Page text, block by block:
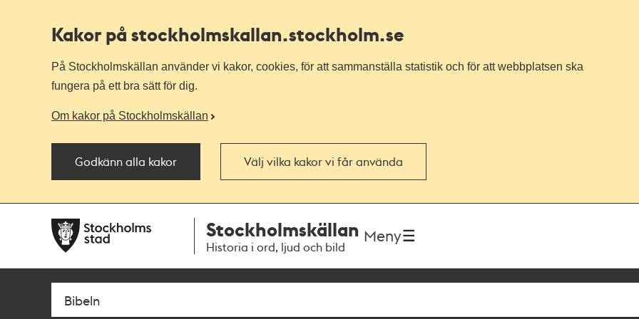
Kakor på stockholmskallan.stockholm.se
På Stockholmskällan använder vi kakor, cookies, för att sammanställa statistik och för att webbplatsen ska
fungera på ett bra sätt för dig.
Om kakor på Stockholmskällan
Godkänn alla kakor Välj vilka kakor vi får använda
navigationen
huvudinnehållet
Stockholmskällan
Historia i ord, ljud och bild
Meny
Sök